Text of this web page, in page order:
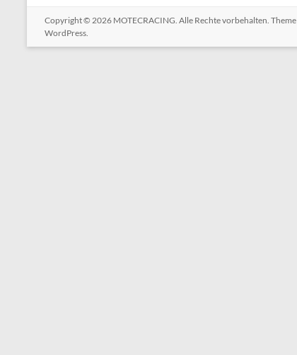
Copyright © 2026 MOTECRACING. Alle Rechte vorbehalten. Theme
WordPress.